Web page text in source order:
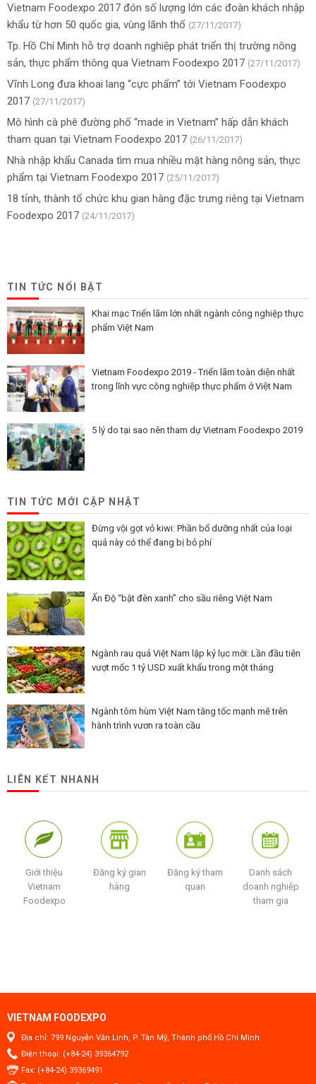
Vietnam Foodexpo 2017 đón số lượng lớn các đoàn khách nhập
khẩu từ hơn 50 quốc gia, vùng lãnh thổ (27/11/2017)
Tp. Hồ Chí Minh hỗ trợ doanh nghiệp phát triển thị trường nông
sản, thực phẩm thông qua Vietnam Foodexpo 2017 (27/11/2017)
Vĩnh Long đưa khoai lang “cực phẩm” tới Vietnam Foodexpo
2017 (27/11/2017)
Mô hình cà phê đường phố “made in Vietnam” hấp dẫn khách
tham quan tại Vietnam Foodexpo 2017 (26/11/2017)
Nhà nhập khẩu Canada tìm mua nhiều mặt hàng nông sản, thực
phẩm tại Vietnam Foodexpo 2017 (25/11/2017)
18 tỉnh, thành tổ chức khu gian hàng đặc trưng riêng tại Vietnam
Foodexpo 2017 (24/11/2017)
TIN TỨC NỔI BẬT
Khai mạc Triển lãm lớn nhất ngành công nghiệp thực
phẩm Việt Nam
Vietnam Foodexpo 2019 - Triển lãm toàn diện nhất
trong lĩnh vực công nghiệp thực phẩm ở Việt Nam
5 lý do tại sao nên tham dự Vietnam Foodexpo 2019
TIN TỨC MỚI CẬP NHẬT
Đừng vội gọt vỏ kiwi: Phần bổ dưỡng nhất của loại
quả này có thể đang bị bỏ phí
Ấn Độ “bật đèn xanh” cho sầu riêng Việt Nam
Ngành rau quả Việt Nam lập kỷ lục mới: Lần đầu tiên
vượt mốc 1 tỷ USD xuất khẩu trong một tháng
Ngành tôm hùm Việt Nam tăng tốc mạnh mẽ trên
hành trình vươn ra toàn cầu
LIÊN KẾT NHANH
Giới thiệu
Vietnam
Foodexpo
Đăng ký gian
hàng
Đăng ký tham
quan
Danh sách
doanh nghiệp
tham gia
VIETNAM FOODEXPO
Địa chỉ: 799 Nguyễn Văn Linh, P. Tân Mỹ, Thành phố Hồ Chí Minh
Điện thoại: (+84-24) 39364792
Fax: (+84-24) 39369491